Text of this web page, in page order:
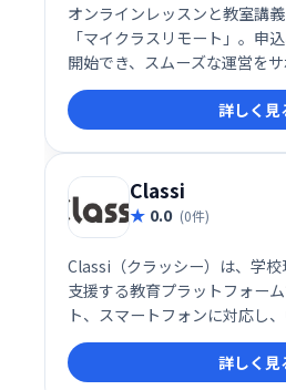
オンラインレッスンと教室講
「マイクラスリモート」。申
開始でき、スムーズな運営を
管理業務を効率化し、運営の
テムで、様々な学習形態に対応
詳しく見
Classi
0.0 (0件)
Classi（クラッシー）は、学
支援する教育プラットフォー
ト、スマートフォンに対応し
校など幅広い教育機関で利用
員の学習環境を効率化し、デジ
詳しく見